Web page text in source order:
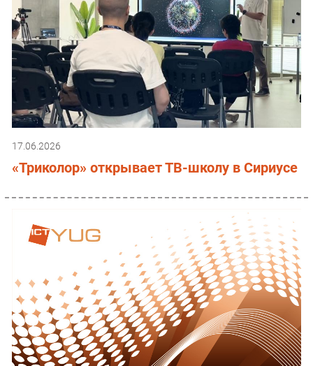
17.06.2026
«Триколор» открывает ТВ-школу в Сириусе